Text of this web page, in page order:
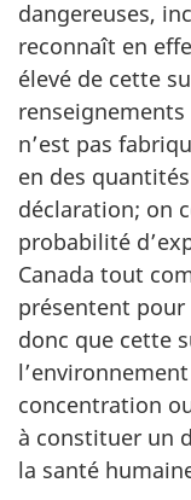
dangereuses,
reconnaît en
élevé de cette
n’est pas
en des
déclaration; on
probabilité
Canada tout
présentent
donc que cette
concentration
à constituer un
la santé